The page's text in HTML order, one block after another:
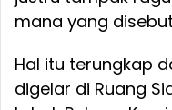
mana yang
Hal itu terungkap
digelar di Ruang